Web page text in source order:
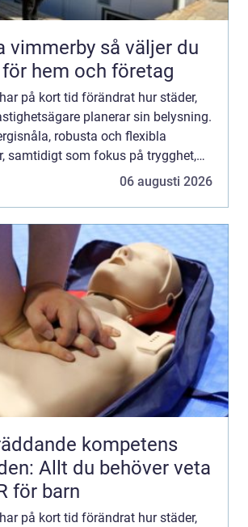
så väljer du
hem och företag
på kort tid förändrat hur städer,
planerar sin belysning.
robusta och flexibla
samtidigt som fokus på trygghet,
mångfald blir allt starkare.
06 augusti 2026
kompetens
Allt du behöver veta
för barn
på kort tid förändrat hur städer,